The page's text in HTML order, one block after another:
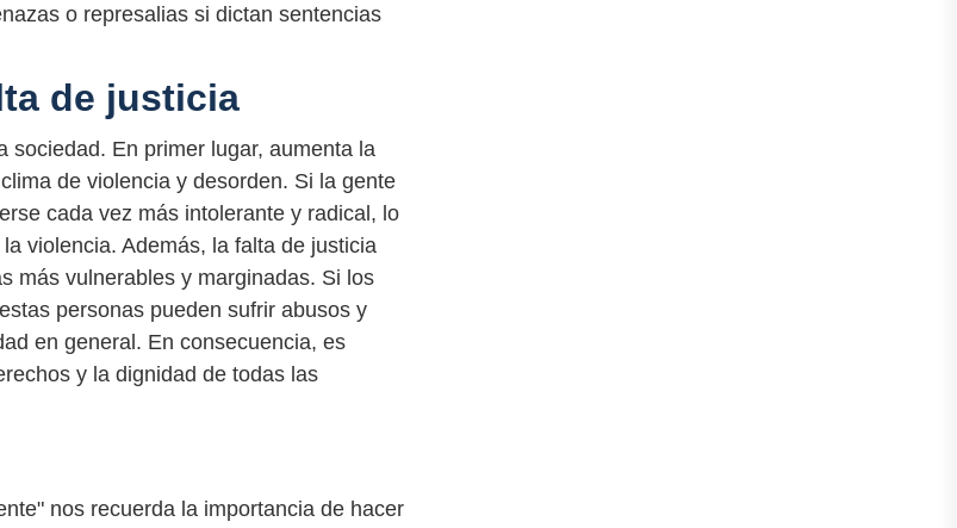
o represalias si dictan sentencias
de justicia
sociedad. En primer lugar, aumenta la
de violencia y desorden. Si la gente
cada vez más intolerante y radical, lo
violencia. Además, la falta de justicia
más vulnerables y marginadas. Si los
personas pueden sufrir abusos y
en general. En consecuencia, es
y la dignidad de todas las
nos recuerda la importancia de hacer